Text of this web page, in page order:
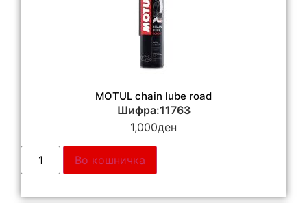
MOTUL chain lube road
Шифра:11763
1,000ден
Во кошничка